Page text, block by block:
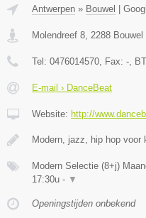
Antwerpen » Bouwel
Molendreef 8, 2288 Bouwel
Tel: 0476014570, Fax: -,
E-mail › DanceBeat
Website: http://
Modern, jazz, hip hop voor
Modern Selectie (8+j)
17:30u - ▼
Openingstijden onbekend